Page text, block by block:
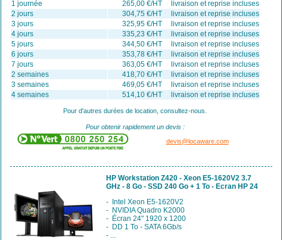
1 journée
265,00 €/HT livraison et reprise incluses
2 jours
304,75 €/HT livraison et reprise incluses
3 jours
325,95 €/HT livraison et reprise incluses
4 jours
335,23 €/HT livraison et reprise incluses
5 jours
344,50 €/HT livraison et reprise incluses
6 jours
353,78 €/HT livraison et reprise incluses
7 jours
363,05 €/HT livraison et reprise incluses
2 semaines
418,70 €/HT livraison et reprise incluses
3 semaines
469,05 €/HT livraison et reprise incluses
4 semaines
514,10 €/HT livraison et reprise incluses
Pour d'autres durées de location, consultez-nous.
Pour obtenir rapidement un devis :
devis@locaware.com
HP Workstation Z420 - Xeon E5-1620V2 3.7
GHz - 8 Go - SSD 240 Go + 1 To - Ecran HP 24
- Intel Xeon E5-1620V2
- NVIDIA Quadro K2000
- Écran 24" 1920 x 1200
- DD 1 To - SATA 6Gb/s
- ...